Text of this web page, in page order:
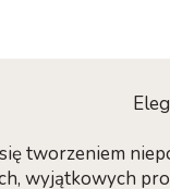
tworzeniem
wyjątkowych